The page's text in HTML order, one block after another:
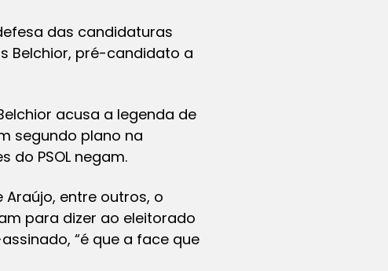
das candidaturas
Belchior, pré-candidato a
acusa a legenda de
segundo plano na
do PSOL negam.
entre outros, o
para dizer ao eleitorado
“é que a face que